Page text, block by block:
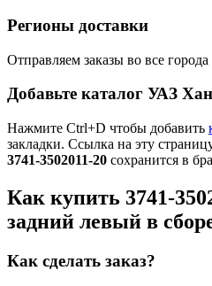
Регионы доставки
Отправляем заказы во все
Добавьте каталог УАЗ
Нажмите Ctrl+D чтобы добавить
закладки. Ссылка на эту
3741-3502011-20 сохранится в
Как купить 3741-
задний левый в
Как сделать заказ?